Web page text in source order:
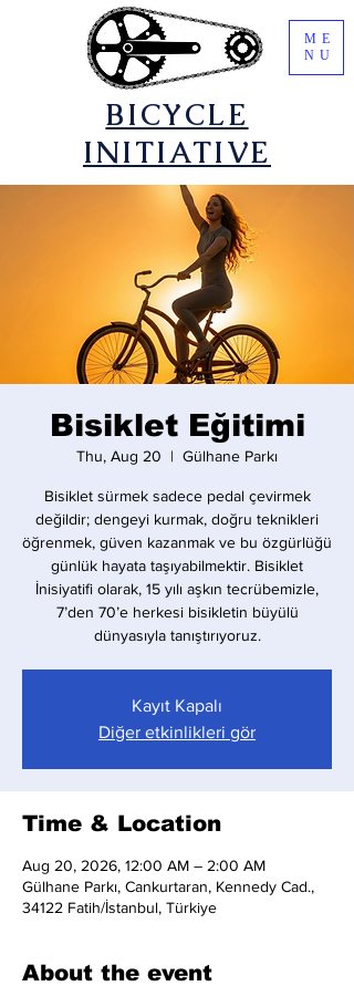
​BICYCLE
INITIATIVE
ME
NU
Bisiklet Eğitimi
Thu, Aug 20
  |
Gülhane Parkı
Bisiklet sürmek sadece pedal çevirmek
değildir; dengeyi kurmak, doğru teknikleri
öğrenmek, güven kazanmak ve bu özgürlüğü
günlük hayata taşıyabilmektir. Bisiklet
İnisiyatifi olarak, 15 yılı aşkın tecrübemizle,
7’den 70’e herkesi bisikletin büyülü
dünyasıyla tanıştırıyoruz.
Kayıt Kapalı
Diğer etkinlikleri gör
Time & Location
Aug 20, 2026, 12:00 AM – 2:00 AM
Gülhane Parkı, Cankurtaran, Kennedy Cad.,
34122 Fatih/İstanbul, Türkiye
About the event